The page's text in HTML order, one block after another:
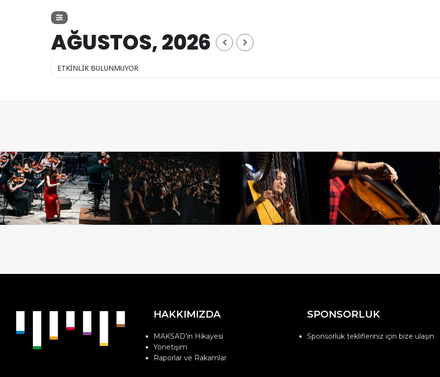
AĞUSTOS, 2026
ETKİNLİK BULUNMUYOR
HAKKIMIZDA
MAKSAD’ın Hikayesi
Yönetişim
Raporlar ve Rakamlar
SPONSORLUK
Sponsorluk teklifleriniz için bize ulaşın